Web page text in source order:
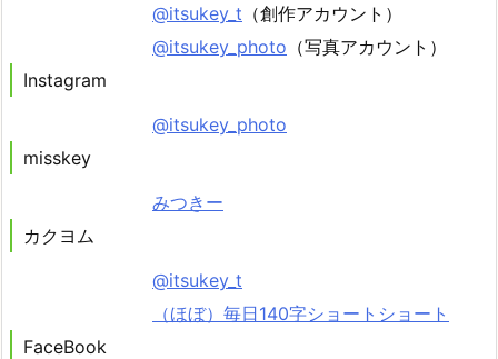
@itsukey_t （創作アカウント）
@itsukey_photo （写真アカウント）
Instagram
@itsukey_photo
misskey
みつきー
カクヨム
@itsukey_t
（ほぼ）毎日140字ショートショート
FaceBook